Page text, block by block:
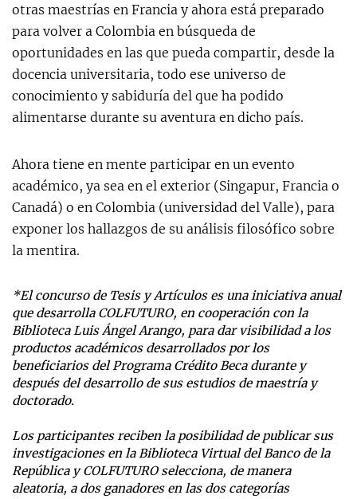
otras maestrías en Francia y ahora está preparado
para volver a Colombia en búsqueda de
oportunidades en las que pueda compartir, desde la
docencia universitaria, todo ese universo de
conocimiento y sabiduría del que ha podido
alimentarse durante su aventura en dicho país.
Ahora tiene en mente participar en un evento
académico, ya sea en el exterior (Singapur, Francia o
Canadá) o en Colombia (universidad del Valle), para
exponer los hallazgos de su análisis filosófico sobre
la mentira.
*El concurso de Tesis y Artículos es una iniciativa anual
que desarrolla COLFUTURO, en cooperación con la
Biblioteca Luis Ángel Arango, para dar visibilidad a los
productos académicos desarrollados por los
beneficiarios del Programa Crédito Beca durante y
después del desarrollo de sus estudios de maestría y
doctorado.
Los participantes reciben la posibilidad de publicar sus
investigaciones en la Biblioteca Virtual del Banco de la
República y COLFUTURO selecciona, de manera
aleatoria, a dos ganadores en las dos categorías